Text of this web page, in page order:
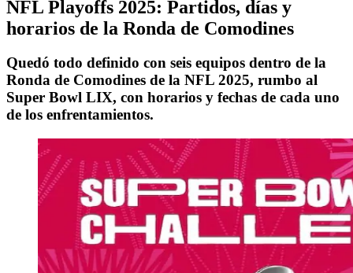
NFL Playoffs 2025: Partidos, días y
horarios de la Ronda de Comodines
Quedó todo definido con seis equipos dentro de la
Ronda de Comodines de la NFL 2025, rumbo al
Super Bowl LIX, con horarios y fechas de cada uno
de los enfrentamientos.